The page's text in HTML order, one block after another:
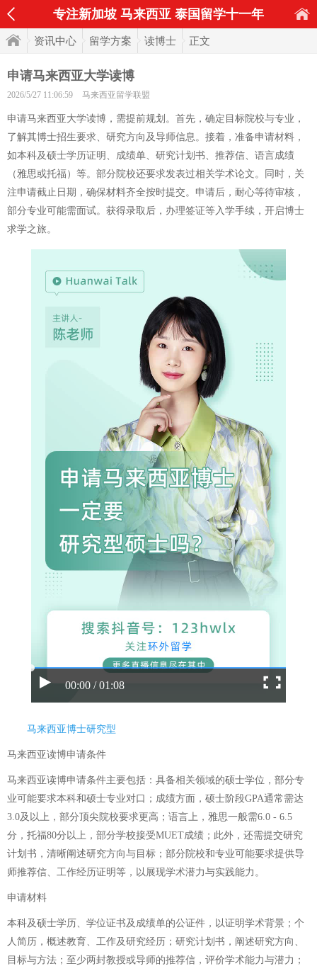
专注新加坡 马来西亚 泰国留学十一年
资讯中心 留学方案 读博士 正文
申请马来西亚大学读博
2026/5/27 11:06:59 马来西亚留学联盟
申请马来西亚大学读博，需提前规划。首先，确定目标院校与专业，
了解其博士招生要求、研究方向及导师信息。接着，准备申请材料，
如本科及硕士学历证明、成绩单、研究计划书、推荐信、语言成绩
（雅思或托福）等。部分院校还要求发表过相关学术论文。同时，关
注申请截止日期，确保材料齐全按时提交。申请后，耐心等待审核，
部分专业可能需面试。获得录取后，办理签证等入学手续，开启博士
求学之旅。
00:00 / 01:08
马来西亚博士研究型
马来西亚读博申请条件
马来西亚读博申请条件主要包括：具备相关领域的硕士学位，部分专
业可能要求本科和硕士专业对口；成绩方面，硕士阶段GPA通常需达
3.0及以上，部分顶尖院校要求更高；语言上，雅思一般需6.0 - 6.5
分，托福80分以上，部分学校接受MUET成绩；此外，还需提交研究
计划书，清晰阐述研究方向与目标；部分院校和专业可能要求提供导
师推荐信、工作经历证明等，以展现学术潜力与实践能力。
申请材料
本科及硕士学历、学位证书及成绩单的公证件，以证明学术背景；个
人简历，概述教育、工作及研究经历；研究计划书，阐述研究方向、
目标与方法；至少两封教授或导师的推荐信，评价学术能力与潜力；